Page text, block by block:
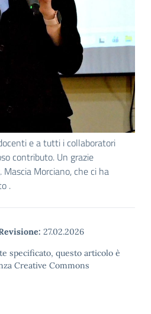
e a tutti i collaboratori
contributo. Un grazie
Morciano, che ci ha
.
27.02.2026
specificato, questo articolo è
Creative Commons